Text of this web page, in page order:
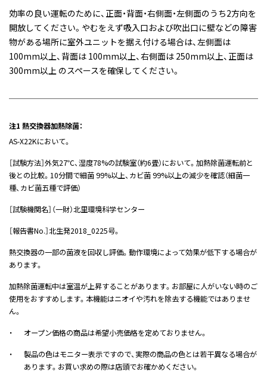
効率の良い運転のために、正面・背面・右側面・左側面のうち2方向を
開放してください。やむをえず吸入口および吹出口に壁などの障害
物がある場所に室外ユニットを据え付ける場合は、左側面は
100mm以上、背面は 100mm以上、右側面は 250mm以上、正面は
300mm以上 のスペースを確保してください。
注1 熱交換器加熱除菌：
AS-X22Kにおいて。
［試験方法］外気27℃、湿度78%の試験室（約6畳）において。加熱除菌運転前と
後との比較。10分間で細菌 99%以上、カビ菌 99%以上の減少を確認（細菌一
種、カビ菌五種で評価）
［試験機関名］（一財）北里環境科学センター
［報告書No.］北生発2018_0225号。
熱交換器の一部の菌液を回収し評価。動作環境によって効果が低下する場合が
あります。
加熱除菌運転中は室温が上昇することがあります。お部屋に人がいない時のご
使用をおすすめします。本機能はニオイや汚れを除去する機能ではありませ
ん。
・
オープン価格の商品は希望小売価格を定めておりません。
・
製品の色はモニター表示ですので、実際の商品の色とは若干異なる場合が
あります。お買い求めの際は店頭でお確かめください。